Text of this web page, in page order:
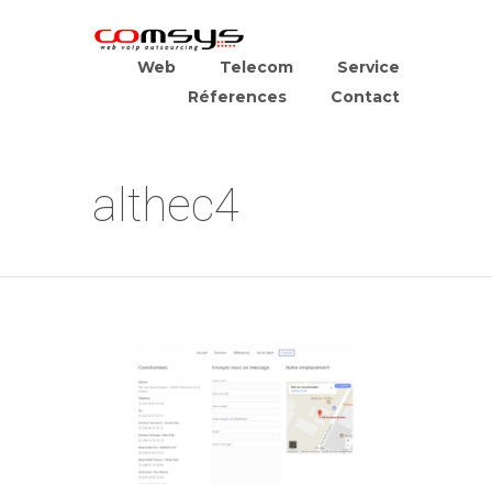
Web Telecom
Service
Réferences
Contact
althec4